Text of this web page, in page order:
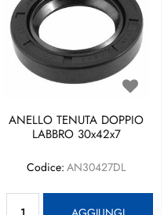
ANELLO TENUTA DOPPIO
LABBRO 30x42x7
Codice: AN30427DL